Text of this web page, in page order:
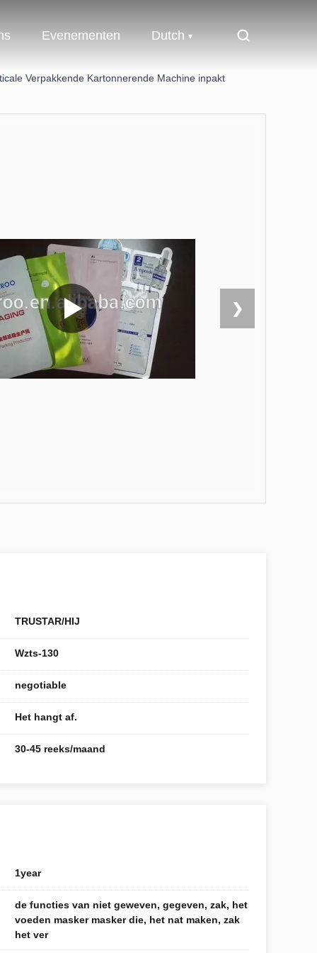
Evenementen Dutch
Verpakkende Kartonnerende Machine inpakt
❯
TRUSTAR/HIJ
Wzts-130
negotiable
Het hangt af.
30-45 reeks/maand
1year
de functies van niet geweven, gegeven, zak, het
voeden masker masker die, het nat maken, zak
het ver